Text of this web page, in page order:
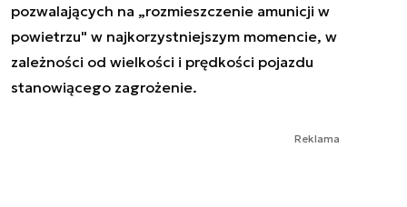
pozwalających na „rozmieszczenie amunicji w
powietrzu" w najkorzystniejszym momencie, w
zależności od wielkości i prędkości pojazdu
stanowiącego zagrożenie.
Reklama